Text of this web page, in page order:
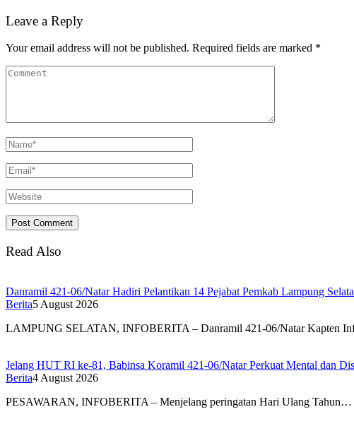
Leave a Reply
Your email address will not be published. Required fields are marked *
Read Also
Danramil 421-06/Natar Hadiri Pelantikan 14 Pejabat Pemkab Lampung
Berita5 August 2026
LAMPUNG SELATAN, INFOBERITA – Danramil 421-06/Natar Kapten
Jelang HUT RI ke-81, Babinsa Koramil 421-06/Natar Perkuat Mental dan
Berita4 August 2026
PESAWARAN, INFOBERITA – Menjelang peringatan Hari Ulang Tahun…